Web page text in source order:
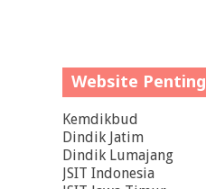
Website Penting
Kemdikbud
Dindik Jatim
Dindik Lumajang
JSIT Indonesia